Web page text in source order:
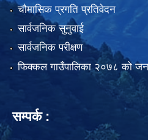
चौमासिक प्रगति प्रतिवेदन
सार्वजनिक सुनुवाई
सार्वजनिक परीक्षण
फिक्कल गाउँपालिका २०७८ को
सम्पर्क :